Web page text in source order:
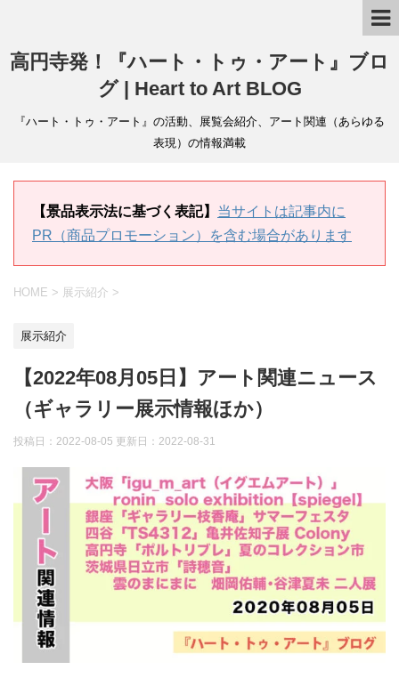
高円寺発！『ハート・トゥ・アート』ブロ
グ | Heart to Art BLOG
『ハート・トゥ・アート』の活動、展覧会紹介、アート関連（あらゆる
表現）の情報満載
【景品表示法に基づく表記】 当サイトは記事内に
PR（商品プロモーション）を含む場合があります
HOME > 展示紹介 >
展示紹介
【2022年08月05日】アート関連ニュース
（ギャラリー展示情報ほか）
投稿日：2022-08-05 更新日： 2022-08-31